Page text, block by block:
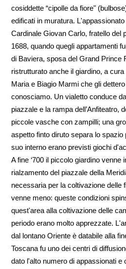
cosiddette “cipolle da fiore"
edificati in muratura.
Cardinale Giovan Carlo, fratello del
1688, quando quegli appartamenti
di Baviera, sposa del Grand Prince
ristrutturato anche il giardino, a
Maria e Biagio Marmi che gli
conosciamo. Un vialetto conduce
piazzale e la rampa dell’Anfiteatro,
piccole vasche con zampilli; una
aspetto finto diruto separa lo spazio
suo interno erano previsti giochi
A fine ‘700 il piccolo giardino venne
rialzamento del piazzale della
necessaria per la coltivazione delle
venne meno: queste condizioni
quest'area alla coltivazione delle
periodo erano molto apprezzate.
dal lontano Oriente è databile alla
Toscana fu uno dei centri di
dato l'alto numero di appassionati e